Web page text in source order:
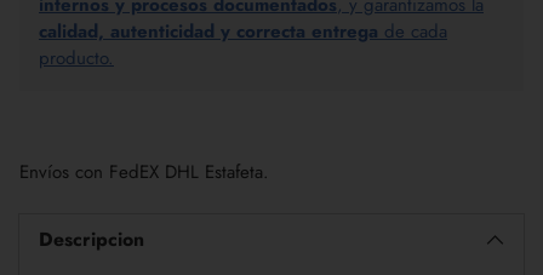
calidad, autenticidad y correcta entrega de cada
producto.
un
producto
Envíos con FedEX DHL Estafeta.
Descripcion